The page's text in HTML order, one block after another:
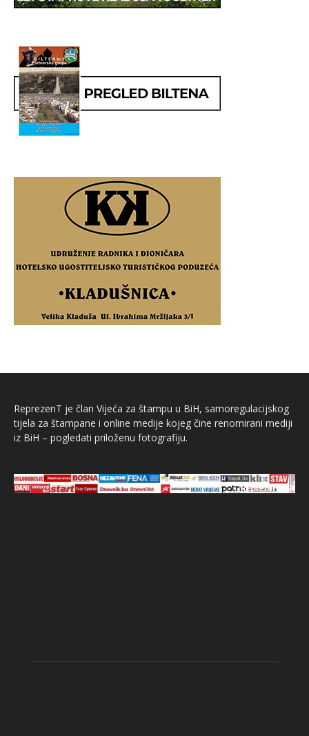
ReprezenT je član Vijeća za štampu u BiH, samoregulacijskog
tijela za štampane i online medije kojeg čine renomirani mediji
iz BiH – pogledati priloženu fotografiju.